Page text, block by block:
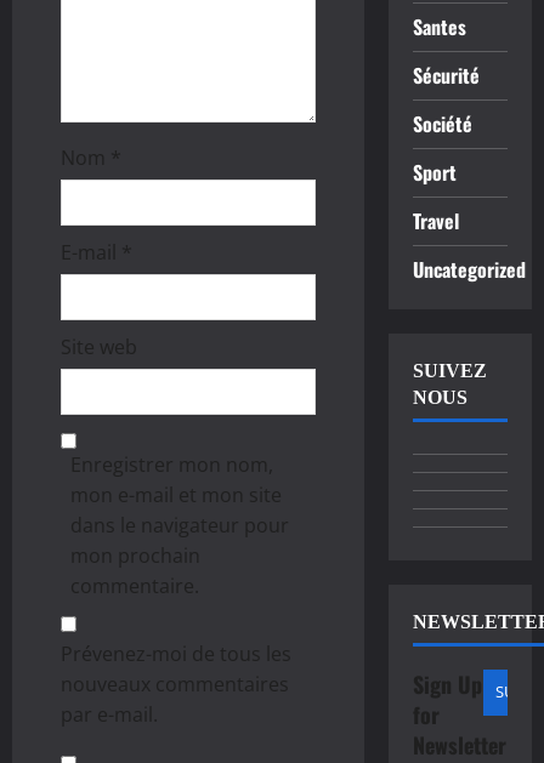
l
e
Nom *
E-mail *
Site web
Enregistrer mon nom,
mon e-mail et mon site
dans le navigateur pour
mon prochain
commentaire.
Prévenez-moi de tous les
nouveaux commentaires
par e-mail.
Santes
Sécurité
Société
Sport
Travel
Uncategorized
SUIVEZ
NOUS
Sign Up
for
Newsletter